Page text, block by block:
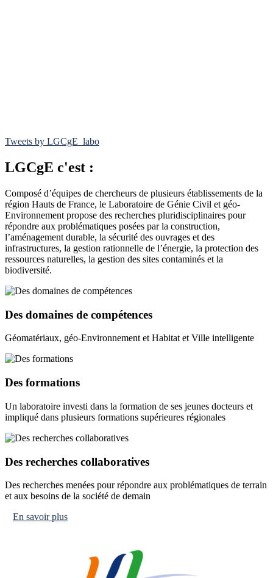
Tweets by LGCgE_labo
LGCgE c'est :
Composé d’équipes de chercheurs de plusieurs établissements de la
région Hauts de France, le Laboratoire de Génie Civil et géo-
Environnement propose des recherches pluridisciplinaires pour
répondre aux problématiques posées par la construction,
l’aménagement durable, la sécurité des ouvrages et des
infrastructures, la gestion rationnelle de l’énergie, la protection des
ressources naturelles, la gestion des sites contaminés et la
biodiversité.
Des domaines de compétences
Géomatériaux, géo-Environnement et Habitat et Ville intelligente
Des formations
Un laboratoire investi dans la formation de ses jeunes docteurs et
impliqué dans plusieurs formations supérieures régionales
Des recherches collaboratives
Des recherches menées pour répondre aux problématiques de terrain
et aux besoins de la société de demain
En savoir plus